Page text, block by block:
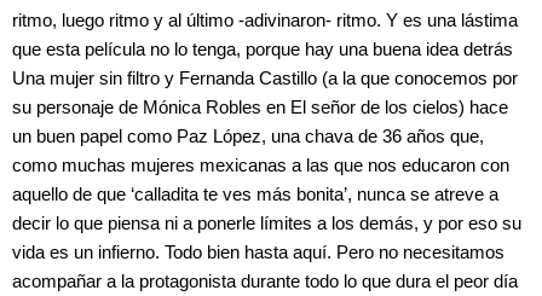
ritmo, luego ritmo y al último -adivinaron- ritmo. Y es una lástima
que esta película no lo tenga, porque hay una buena idea detrás
Una mujer sin filtro y Fernanda Castillo (a la que conocemos por
su personaje de Mónica Robles en El señor de los cielos) hace
un buen papel como Paz López, una chava de 36 años que,
como muchas mujeres mexicanas a las que nos educaron con
aquello de que ‘calladita te ves más bonita’, nunca se atreve a
decir lo que piensa ni a ponerle límites a los demás, y por eso su
vida es un infierno. Todo bien hasta aquí. Pero no necesitamos
acompañar a la protagonista durante todo lo que dura el peor día